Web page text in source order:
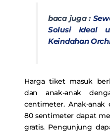
baca juga :
Solusi Ideal
Keindahan
Harga tiket masuk
dan anak-anak
centimeter. Anak-
80 sentimeter dapat
gratis. Pengunjung